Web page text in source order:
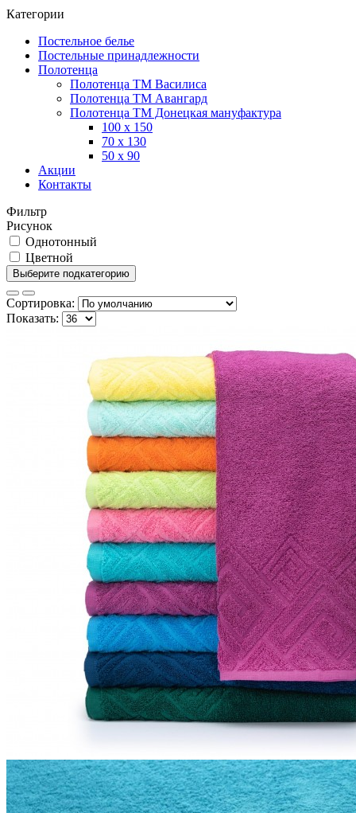
Категории
Постельное белье
Постельные принадлежности
Полотенца
Полотенца ТМ Василиса
Полотенца ТМ Авангард
Полотенца ТМ Донецкая мануфактура
100 х 150
70 х 130
50 х 90
Акции
Контакты
Фильтр
Рисунок
Однотонный
Цветной
Выберите подкатегорию
Сортировка:
Показать: